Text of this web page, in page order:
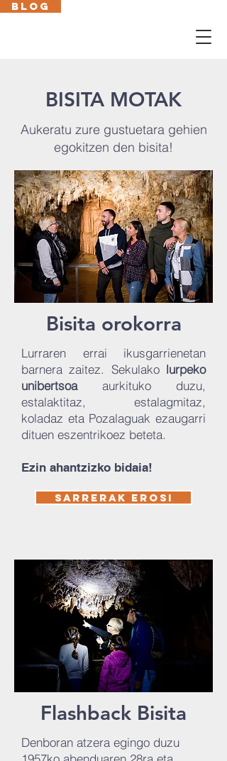
BLOG
BISITA MOTAK
Aukeratu zure gustuetara gehien
egokitzen den bisita!
Bisita orokorra
Lurraren errai ikusgarrienetan
barnera zaitez. Sekulako lurpeko
unibertsoaaurkituko duzu,
estalaktitaz, estalagmitaz,
koladaz eta Pozalaguak ezaugarri
dituen eszentrikoez beteta.
Ezin ahantzizko bidaia!
SARRERAK EROSI
Flashback Bisita
Denboran atzera egingo duzu